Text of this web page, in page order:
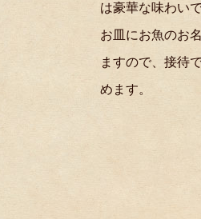
は豪華な味わいで
お皿にお魚のお
ますので、接待
めます。